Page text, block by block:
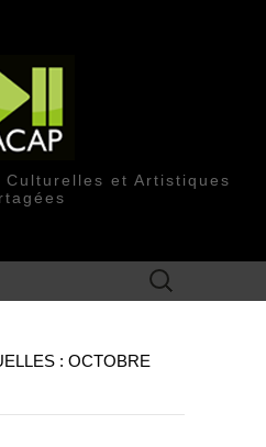
Culturelles et Artistiques
Rechercher :
: OCTOBRE